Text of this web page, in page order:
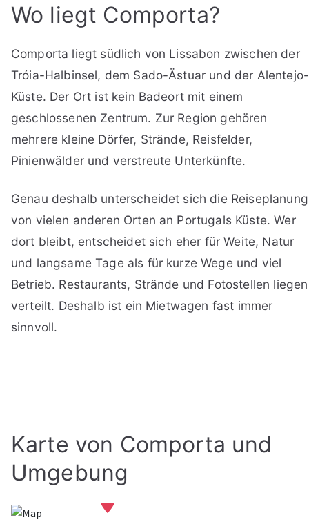
Wo liegt Comporta?
Comporta liegt südlich von Lissabon zwischen der
Tróia-Halbinsel, dem Sado-Ästuar und der Alentejo-
Küste. Der Ort ist kein Badeort mit einem
geschlossenen Zentrum. Zur Region gehören
mehrere kleine Dörfer, Strände, Reisfelder,
Pinienwälder und verstreute Unterkünfte.
Genau deshalb unterscheidet sich die Reiseplanung
von vielen anderen Orten an Portugals Küste. Wer
dort bleibt, entscheidet sich eher für Weite, Natur
und langsame Tage als für kurze Wege und viel
Betrieb. Restaurants, Strände und Fotostellen liegen
verteilt. Deshalb ist ein Mietwagen fast immer
sinnvoll.
Karte von Comporta und
Umgebung